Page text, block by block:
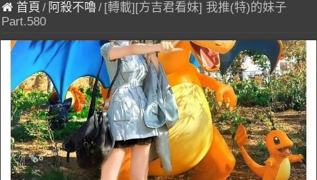
首頁 / 阿殺不嚕/ [轉載][方吉君看妹] 我推(特)的妹子
Part.580